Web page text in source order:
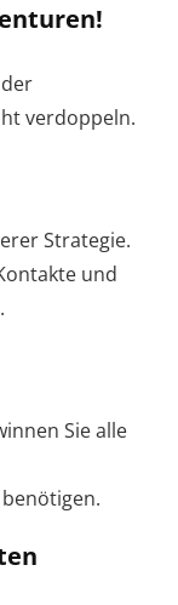
verdoppeln.
Strategie.
und
Sie alle